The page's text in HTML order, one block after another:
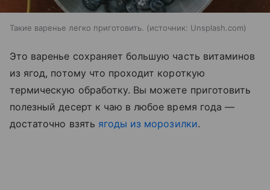
Такие варенье легко приготовить. источник: Unsplash.com
Это варенье сохраняет большую часть витаминов
из ягод, потому что проходит короткую
термическую обработку. Вы можете приготовить
полезный десерт к чаю в любое время года —
достаточно взять ягоды из морозилки.